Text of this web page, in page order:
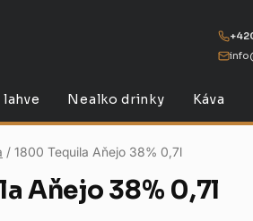
Nealko drinky Káva
/ 1800 Tequila Aňejo 38% 0,7l
Aňejo 38% 0,7l